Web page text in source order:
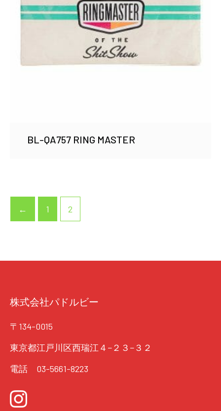
BL-QA757 RING MASTER
← 1 2
株式会社パドルビー
〒134-0015
東京都江戸川区西瑞江４−２３−３２
電話 03-5661-8223